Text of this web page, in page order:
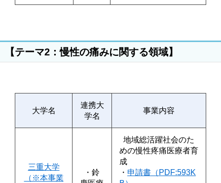
【テーマ2：慢性の痛みに関する領域】
大学名
連携大
学名
事業内容
三重大学
（※本事業
・鈴
地域総活躍社会のた
めの慢性疼痛医療者育
成
・ 申請書（PDF:593K